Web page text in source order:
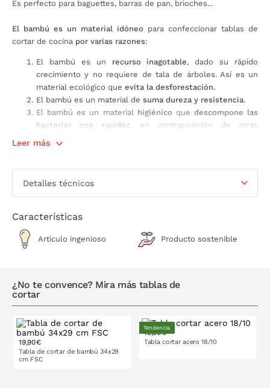
Es perfecto para baguettes, barras de pan, brioches...
El bambú es un material idóneo para confeccionar tablas de
cortar de cocina por varias razones:
El bambú es un recurso inagotable, dado su rápido
crecimiento y no requiere de tala de árboles. Así es un
material ecológico que evita la desforestación.
El bambú es un material de suma dureza y resistencia.
El bambú es un material higiénico que descompone las
bacterias con rapidez , en contraposición de otras
maderas como la haya.
desgasta el filo de nuestros cuchillos.
simplemente limpiarlas con agua y jabón bajo el grifo y dejarlas
secar bien antes de volver a guardar.
Leer más
Detalles técnicos
Características
Artículo ingenioso Producto sostenible
¿No te convence? Mira más tablas de
cortar
19,90€
Tabla de cortar de bambú 34x29
cm FSC
Tendencia
19,90€
Tabla cortar acero 18/10